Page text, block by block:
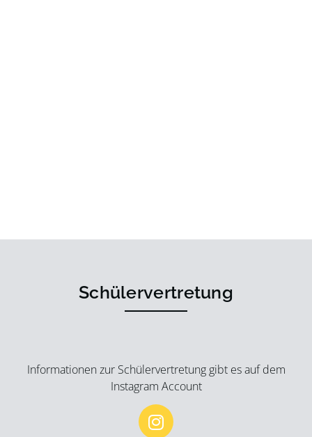
Schülervertretung
Informationen zur Schülervertretung gibt es auf dem
Instagram Account